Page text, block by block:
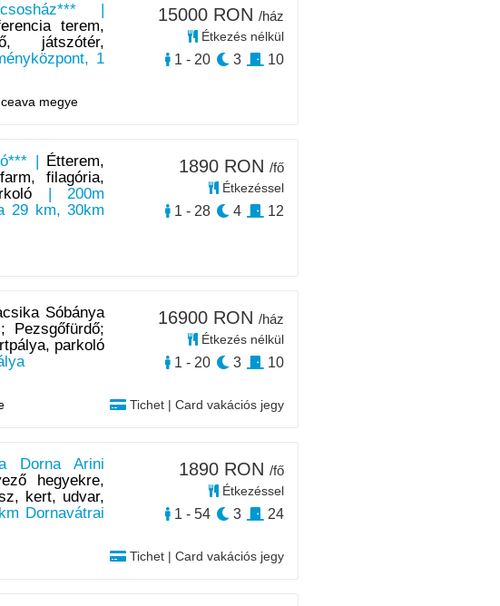
|
terem,
játszótér,
1
megye
15000 RON /ház
Étkezés nélkül
1 - 20 3 10
|
Étterem,
filagória,
| 200m
29 km, 30km
1890 RON /fő
Étkezéssel
1 - 28 4 12
Sóbánya
Pezsgőfürdő;
parkoló
Tichet | Card vakációs jegy
16900 RON /ház
Étkezés nélkül
1 - 20 3 10
Dorna Arini
hegyekre,
kert, udvar,
Dornavátrai
Tichet | Card vakációs jegy
1890 RON /fő
Étkezéssel
1 - 54 3 24